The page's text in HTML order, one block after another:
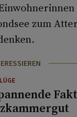
zum